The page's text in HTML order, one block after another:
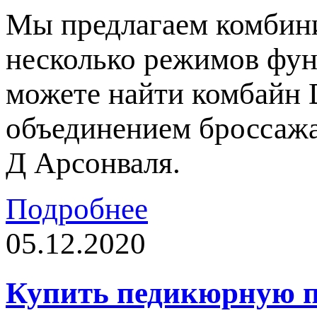
Мы предлагаем
несколько режимов
можете найти комбайн
объединением
Д Арсонваля.
Подробнее
05.12.2020
Купить педикюрную